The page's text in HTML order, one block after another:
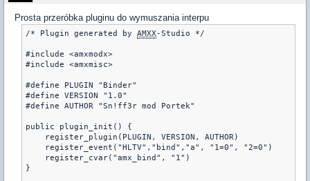
Prosta przeróbka pluginu do wymuszania interpu
/* Plugin generated by AMXX-Studio */
#include <amxmodx>
#include <amxmisc>
#define PLUGIN "Binder"
#define VERSION "1.0"
#define AUTHOR "Sn!ff3r mod Portek"
public plugin_init() {
    register_plugin(PLUGIN, VERSION, AUTHOR)
    register_event("HLTV","bind","a", "1=0", "2=0")
    register_cvar("amx_bind", "1")
}